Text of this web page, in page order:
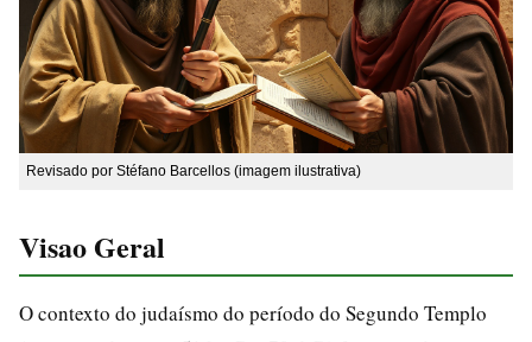
Revisado por Stéfano Barcellos (imagem ilustrativa)
Visao Geral
O contexto do judaísmo do período do Segundo Templo